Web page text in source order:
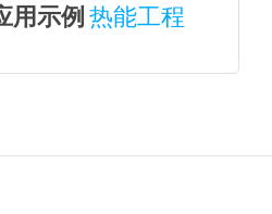
用示例热能工程